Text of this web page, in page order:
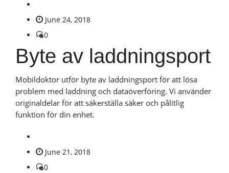
June 24, 2018
0
Byte av laddningsport
Mobildoktor utför byte av laddningsport för att lösa
problem med laddning och dataöverföring. Vi använder
originaldelar för att säkerställa säker och pålitlig
funktion för din enhet.
June 21, 2018
0